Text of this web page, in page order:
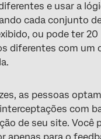
e usar a
cada conjunto
ou pode ter 20
diferentes com um
as pessoas
com
de seu site. Você